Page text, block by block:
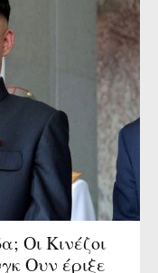
Οι Κινέζοι
Ουν έριξε